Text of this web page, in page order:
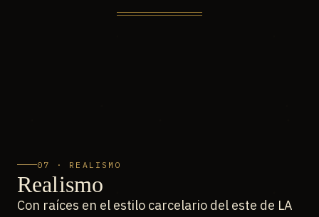
07 · REALISMO
Realismo
Con raíces en el estilo carcelario del este de LA